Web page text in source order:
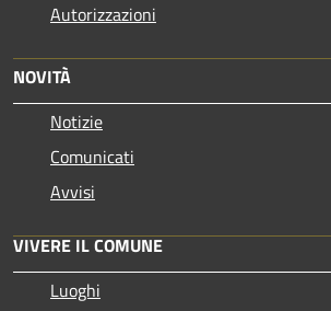
Autorizzazioni
NOVITÀ
Notizie
Comunicati
Avvisi
VIVERE IL COMUNE
Luoghi